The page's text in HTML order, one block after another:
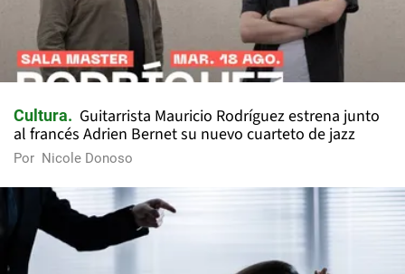
Cultura
Guitarrista Mauricio Rodríguez estrena junto
al francés Adrien Bernet su nuevo cuarteto de jazz
Por Nicole Donoso